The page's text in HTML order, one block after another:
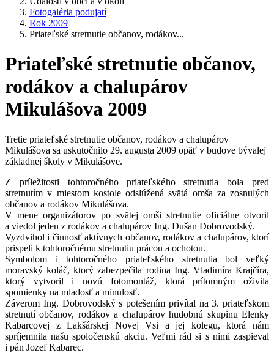
Fotogaléria podujatí
Rok 2009
Priateľské stretnutie občanov, rodákov...
Priateľské stretnutie občanov,
rodákov a chalupárov
Mikulášova 2009
Tretie priateľské stretnutie občanov, rodákov a chalupárov
Mikulášova sa uskutočnilo 29. augusta 2009 opäť v budove bývalej
základnej školy v Mikulášove.
Z príležitosti tohtoročného priateľského stretnutia bola pred
stretnutím v miestom kostole odslúžená svätá omša za zosnulých
občanov a rodákov Mikulášova.
V mene organizátorov po svätej omši stretnutie oficiálne otvoril
a viedol jeden z rodákov a chalupárov Ing. Dušan Dobrovodský.
Vyzdvihol i činnosť aktívnych občanov, rodákov a chalupárov, ktorí
prispeli k tohtoročnému stretnutiu prácou a ochotou.
Symbolom i tohtoročného priateľského stretnutia bol veľký
moravský koláč, ktorý zabezpečila rodina Ing. Vladimíra Krajčíra,
ktorý vytvoril i novú fotomontáž, ktorá prítomným oživila
spomienky na mladosť a minulosť.
Záverom Ing. Dobrovodský s potešením privítal na 3. priateľskom
stretnutí občanov, rodákov a chalupárov hudobnú skupinu Elenky
Kabarcovej z Lakšárskej Novej Vsi a jej kolegu, ktorá nám
spríjemnila našu spoločenskú akciu. Veľmi rád si s nimi zaspieval
i pán Jozef Kabarec.